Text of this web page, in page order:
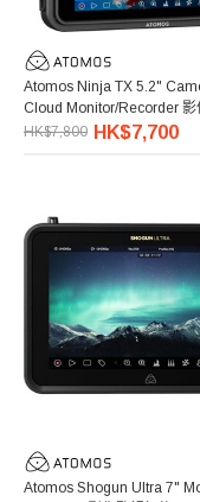
Atomos Ninja TX 5.2"
Cloud Monitor/Recorder 影
器
HK$7,800 HK$7,700
Atomos Shogun Ultra 7"